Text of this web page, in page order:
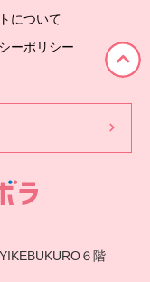
について
ーポリシー
６階